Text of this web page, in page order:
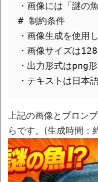
・画像には「謎の
# 制約条件
・画像生成を使用
・画像サイズは
・出力形式はpng
上記の画像とプロン
らです。(生成時間：